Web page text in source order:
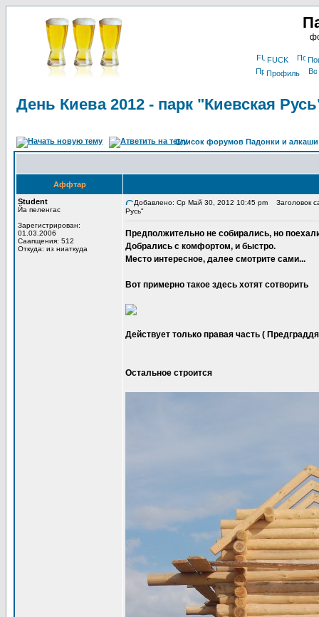
FUCK
Профиль
День Киева 2012 - парк "Киевская
Список форумов Падонки и алкаши
Аффтар
Student
Йа пеленгас
Зарегистрирован:
01.03.2006
Саапщения: 512
Откуда: из ниаткуда
Добавлено: Ср Май 30, 2012 10:45 pm
Заголовок
Русь"
Предполжительно не собирались, но
Добрались с комфортом, и быстро.
Место интересное, далее смотрите сами...
Вот примерно такое здесь хотят сотворить
Действует только правая часть (
Остальное строится